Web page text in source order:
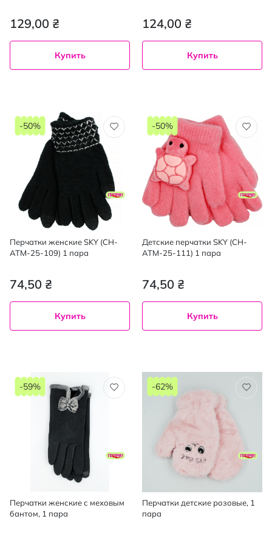
129,00 ₴
Купить
124,00 ₴
Купить
Перчатки женские SKY (CH-
ATM-25-109) 1 пара
74,50 ₴
-50%
Купить
Детские перчатки SKY (CH-
ATM-25-111) 1 пара
74,50 ₴
-50%
Купить
Перчатки женские с меховым
бантом, 1 пара
-59%
Перчатки детские розовые, 1
пара
-62%